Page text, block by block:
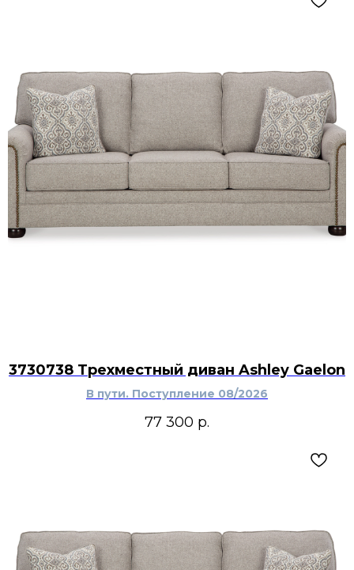
3730738 Трехместный диван Ashley Gaelon
В пути. Поступление 08/2026
77 300 р.